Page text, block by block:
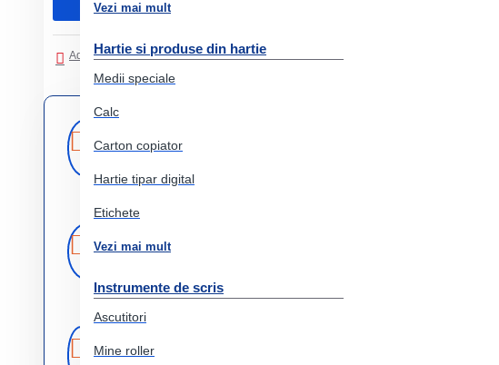
Vezi mai mult
Hartie si produse din hartie
Medii speciale
Calc
Carton copiator
Hartie tipar digital
Etichete
Vezi mai mult
Instrumente de scris
Ascutitori
Mine roller
Adaugati in Lista de dorinte Comparati produsul
rapida
curier rapid
produs in 14 zile
originale